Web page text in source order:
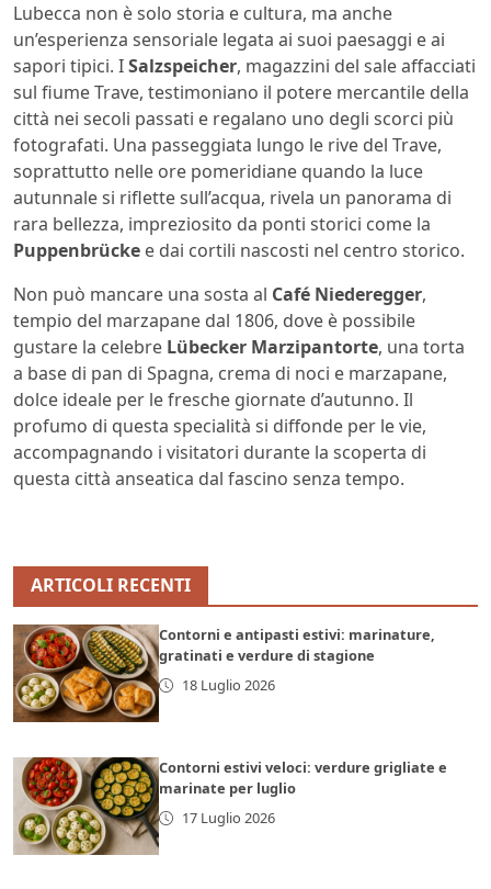
Lubecca non è solo storia e cultura, ma anche
un’esperienza sensoriale legata ai suoi paesaggi e ai
sapori tipici. ISalzspeicher, magazzini del sale affacciati
sul fiume Trave, testimoniano il potere mercantile della
città nei secoli passati e regalano uno degli scorci più
fotografati. Una passeggiata lungo le rive del Trave,
soprattutto nelle ore pomeridiane quando la luce
autunnale si riflette sull’acqua, rivela un panorama di
rara bellezza, impreziosito da ponti storici come la
Puppenbrücke e dai cortili nascosti nel centro storico.
Non può mancare una sosta al Café Niederegger,
tempio del marzapane dal 1806, dove è possibile
gustare la celebre Lübecker Marzipantorte, una torta
a base di pan di Spagna, crema di noci e marzapane,
dolce ideale per le fresche giornate d’autunno. Il
profumo di questa specialità si diffonde per le vie,
accompagnando i visitatori durante la scoperta di
questa città anseatica dal fascino senza tempo.
ARTICOLI RECENTI
Contorni e antipasti estivi: marinature,
gratinati e verdure di stagione
18 Luglio 2026
Contorni estivi veloci: verdure grigliate e
marinate per luglio
17 Luglio 2026